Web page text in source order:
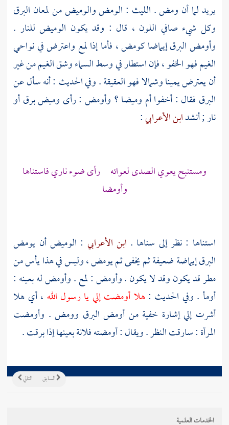
يريد لما أن ومض . الليث : الومض والوميض من لمعان البرق
وكل شيء صافي اللون ، قال : وقد يكون الوميض للنار .
وأومض البرق إيماضا كومض ، فأما إذا لمع واعترض في نواحي
الغيم فهو الخفو ، فإن استطار في وسط السماء وشق الغيم من غير
أن يعترض يمينا وشمالا فهو العقيقة . وفي الحديث : أنه سأل عن
البرق فقال : أخفوا أم وميضا ؟ وأومض : رأى وميض برق أو
نار ; أنشدابن الأعرابي:
ومستنبح يعوي الصدى لعوائه رأى ضوء ناري فاستناها
وأومضا
استناها : نظر إلى سناها . ابن الأعرابي : الوميض أن يومض
البرق إيماضة ضعيفة ثم يخفى ثم يومض ، وليس في هذا يأس من
مطر قد يكون وقد لا يكون . وأومض : لمع . وأومض له بعينه :
أومأ . وفي الحديث :هلا أومضت إلي يا رسول الله ، أي هلا
أشرت إلي إشارة خفية من أومض البرق وومض . وأومضت
المرأة : سارقت النظر . ويقال : أومضته فلانة بعينها إذا برقت .
التالي السابق
الخدمات العلمية